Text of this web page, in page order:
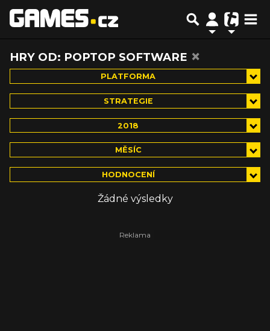
HRY OD: POPTOP SOFTWARE ×
PLATFORMA
STRATEGIE
2018
MĚSÍC
HODNOCENÍ
Žádné výsledky